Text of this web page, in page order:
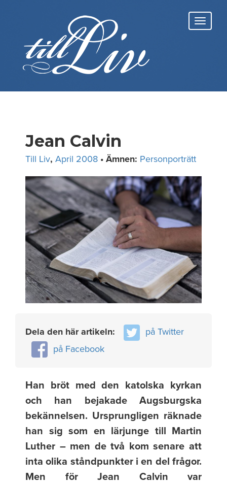
Jean Calvin
Till Liv, April 2008 • Ämnen: Personporträtt
Dela den här artikeln:
på Twitter
på Facebook
Han bröt med den katolska kyrkan
och han bejakade Augsburgska
bekännelsen. Ursprungligen räknade
han sig som en lärjunge till Martin
Luther – men de två kom senare att
inta olika ståndpunkter i en del frågor.
Men för Jean Calvin var